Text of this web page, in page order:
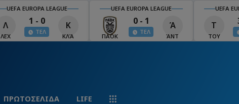
UEFA EUROPA LEAGUE
Λ
ΛΕΧ
1 - 0
ΤΕΛ
Κ
ΚΛΆ
UEFA EUROPA LEAGUE
ΠΑΟΚ
0 - 1
ΤΕΛ
Ά
ΆΝΤ
UEFA
Τ
ΤΟΥ
ΠΡΩΤΟΣΕΛΙΔΑ LIFE